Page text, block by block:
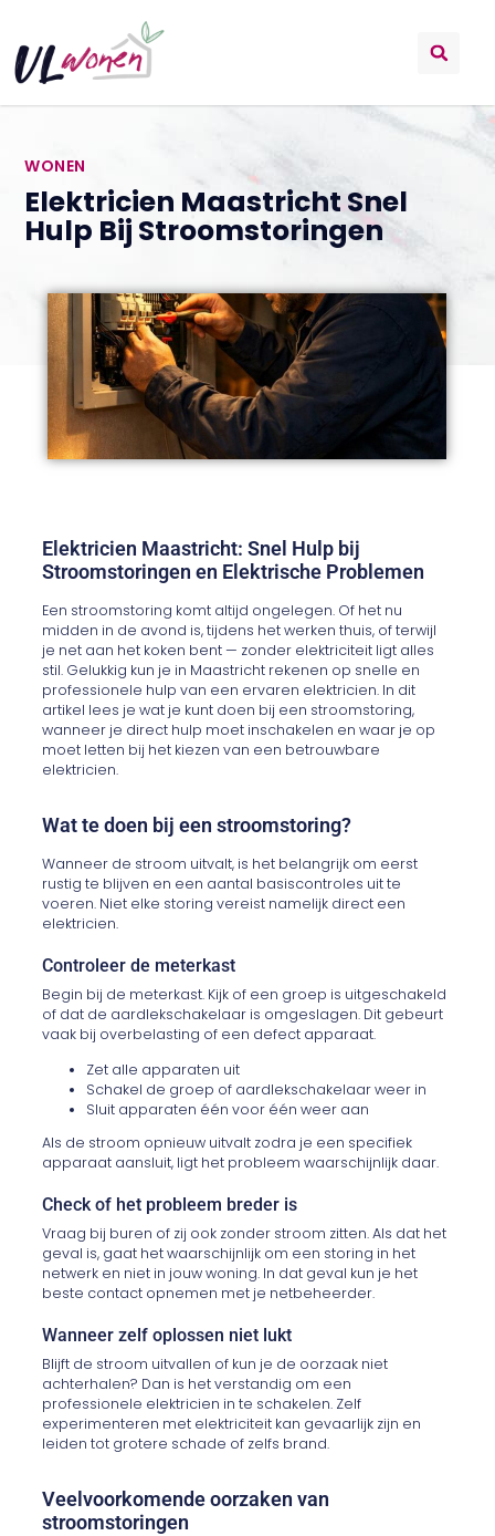
WONEN
Elektricien Maastricht Snel
Hulp Bij Stroomstoringen
Elektricien Maastricht: Snel Hulp bij
Stroomstoringen en Elektrische Problemen
Een stroomstoring komt altijd ongelegen. Of het nu
midden in de avond is, tijdens het werken thuis, of terwijl
je net aan het koken bent — zonder elektriciteit ligt alles
stil. Gelukkig kun je in Maastricht rekenen op snelle en
professionele hulp van een ervaren elektricien. In dit
artikel lees je wat je kunt doen bij een stroomstoring,
wanneer je direct hulp moet inschakelen en waar je op
moet letten bij het kiezen van een betrouwbare
elektricien.
Wat te doen bij een stroomstoring?
Wanneer de stroom uitvalt, is het belangrijk om eerst
rustig te blijven en een aantal basiscontroles uit te
voeren. Niet elke storing vereist namelijk direct een
elektricien.
Controleer de meterkast
Begin bij de meterkast. Kijk of een groep is uitgeschakeld
of dat de aardlekschakelaar is omgeslagen. Dit gebeurt
vaak bij overbelasting of een defect apparaat.
Zet alle apparaten uit
Schakel de groep of aardlekschakelaar weer in
Sluit apparaten één voor één weer aan
Als de stroom opnieuw uitvalt zodra je een specifiek
apparaat aansluit, ligt het probleem waarschijnlijk daar.
Check of het probleem breder is
Vraag bij buren of zij ook zonder stroom zitten. Als dat het
geval is, gaat het waarschijnlijk om een storing in het
netwerk en niet in jouw woning. In dat geval kun je het
beste contact opnemen met je netbeheerder.
Wanneer zelf oplossen niet lukt
Blijft de stroom uitvallen of kun je de oorzaak niet
achterhalen? Dan is het verstandig om een
professionele elektricien in te schakelen. Zelf
experimenteren met elektriciteit kan gevaarlijk zijn en
leiden tot grotere schade of zelfs brand.
Veelvoorkomende oorzaken van
stroomstoringen